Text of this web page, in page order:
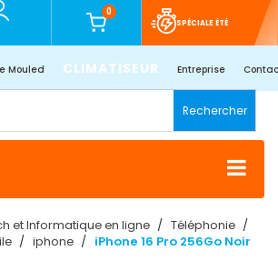
0
SPÉCIALE ÉTÉ
Mouled CLIMATISEUR Entreprise
Rechercher
et Informatique en ligne
Téléphonie
iphone
iPhone 16 Pro 256Go Noir